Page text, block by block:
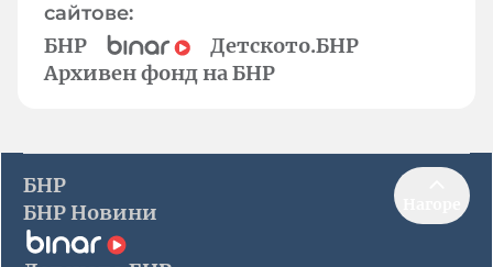
сайтове:
БНР
Детското.БНР
Архивен фонд на БНР
БНР
БНР Новини